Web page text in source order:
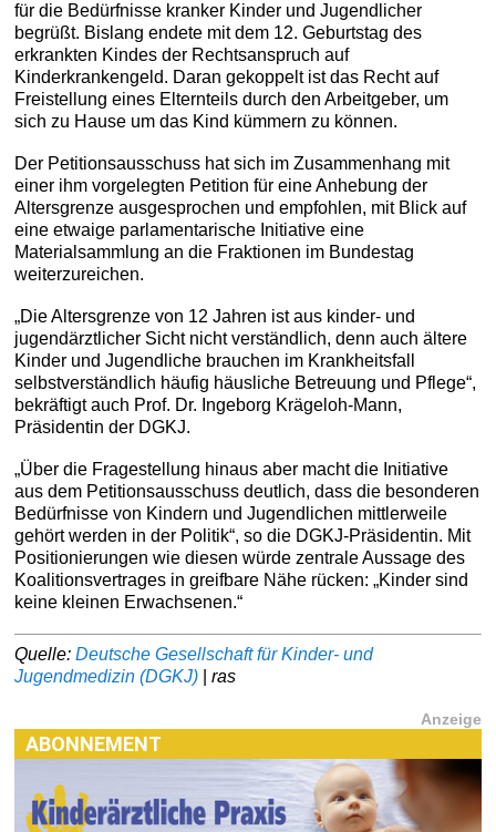
für die Bedürfnisse kranker Kinder und Jugendlicher
begrüßt. Bislang endete mit dem 12. Geburtstag des
erkrankten Kindes der Rechtsanspruch auf
Kinderkrankengeld. Daran gekoppelt ist das Recht auf
Freistellung eines Elternteils durch den Arbeitgeber, um
sich zu Hause um das Kind kümmern zu können.
Der Petitionsausschuss hat sich im Zusammenhang mit
einer ihm vorgelegten Petition für eine Anhebung der
Altersgrenze ausgesprochen und empfohlen, mit Blick auf
eine etwaige parlamentarische Initiative eine
Materialsammlung an die Fraktionen im Bundestag
weiterzureichen.
„Die Altersgrenze von 12 Jahren ist aus kinder- und
jugendärztlicher Sicht nicht verständlich, denn auch ältere
Kinder und Jugendliche brauchen im Krankheitsfall
selbstverständlich häufig häusliche Betreuung und Pflege“,
bekräftigt auch Prof. Dr. Ingeborg Krägeloh-Mann,
Präsidentin der DGKJ.
„Über die Fragestellung hinaus aber macht die Initiative
aus dem Petitionsausschuss deutlich, dass die besonderen
Bedürfnisse von Kindern und Jugendlichen mittlerweile
gehört werden in der Politik“, so die DGKJ-Präsidentin. Mit
Positionierungen wie diesen würde zentrale Aussage des
Koalitionsvertrages in greifbare Nähe rücken: „Kinder sind
keine kleinen Erwachsenen.“
Quelle:Deutsche Gesellschaft für Kinder- und
Jugendmedizin (DGKJ) |ras
Anzeige
ABONNEMENT